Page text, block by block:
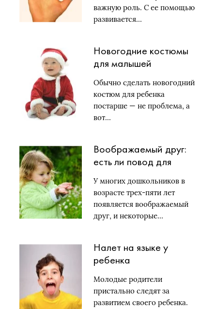
важную роль. С ее помощью
развивается…
Новогодние костюмы
для малышей
Обычно сделать новогодний
костюм для ребенка
постарше — не проблема, а
вот…
Воображаемый друг:
есть ли повод для
У многих дошкольников в
возрасте трех-пяти лет
появляется воображаемый
друг, и некоторые…
Налет на языке у
ребенка
Молодые родители
пристально следят за
развитием своего ребенка.